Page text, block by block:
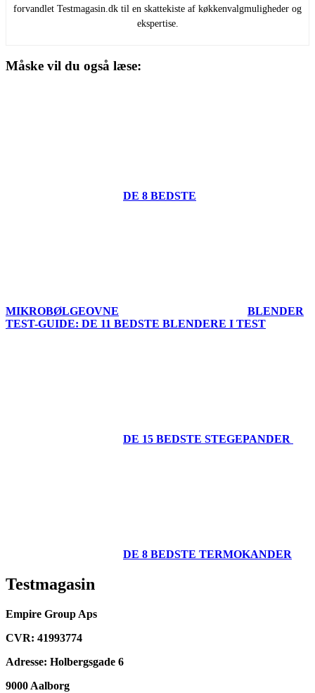
forvandlet Testmagasin.dk til en skattekiste af køkkenvalgmuligheder og
ekspertise.
Måske vil du også læse:
DE 8 BEDSTE
MIKROBØLGEOVNE
BLENDER
TEST-GUIDE: DE 11 BEDSTE BLENDERE I TEST
DE 15 BEDSTE STEGEPANDER
DE 8 BEDSTE TERMOKANDER
Testmagasin
Empire Group Aps
CVR: 41993774
Adresse: Holbergsgade 6
9000 Aalborg